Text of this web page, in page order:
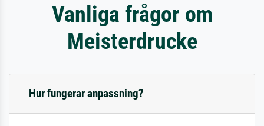
Vanliga frågor om
Meisterdrucke
Hur fungerar anpassning?